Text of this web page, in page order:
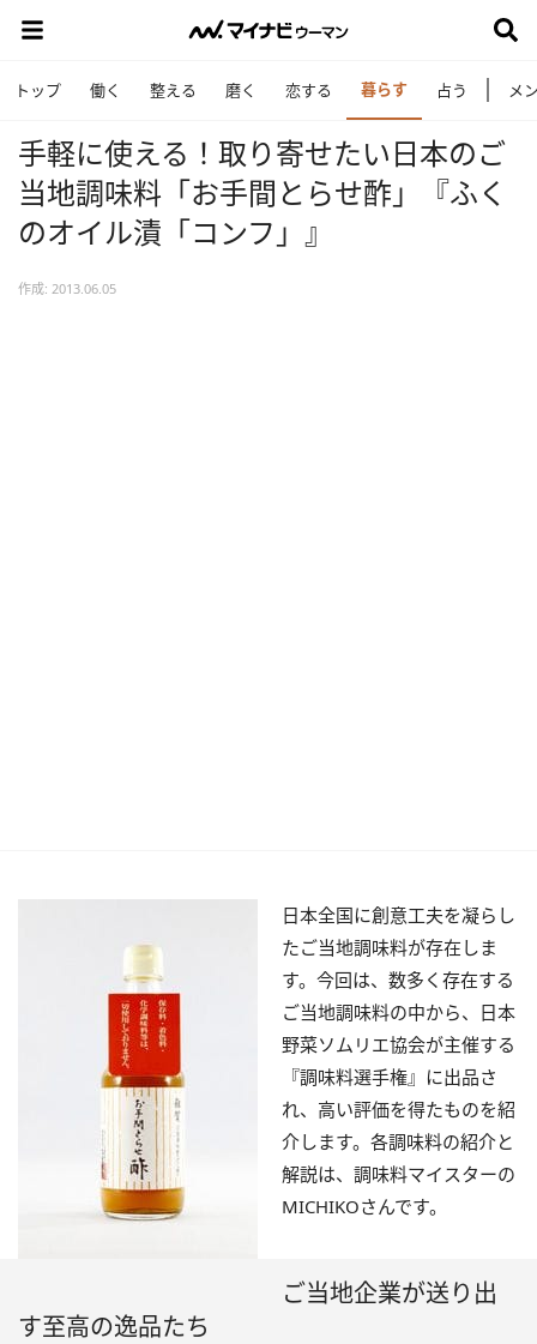
トップ 働く 整える 磨く 恋する 暮らす 占う メ
手軽に使える！取り寄せたい日本のご
当地調味料「お手間とらせ酢」『ふく
のオイル漬「コンフ」』
作成: 2013.06.05
日本全国に創意工夫を凝らし
たご当地調味料が存在しま
す。今回は、数多く存在する
ご当地調味料の中から、日本
野菜ソムリエ協会が主催する
『調味料選手権』に出品さ
れ、高い評価を得たものを紹
介します。各調味料の紹介と
解説は、調味料マイスターの
MICHIKOさんです。
ご当地企業が送り出
す至高の逸品たち